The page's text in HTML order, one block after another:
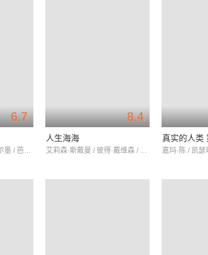
6.7
马修·古迪 / 泰莉莎·帕尔墨 / 芭芭拉·马滕
8.4
人生海海
艾莉森·斯戴曼 / 彼得·戴维森 / 艾德里安·莱斯特
真实的人类